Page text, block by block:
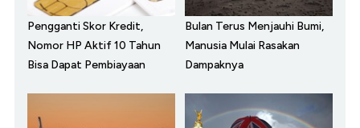
Pengganti Skor Kredit,
Nomor HP Aktif 10 Tahun
Bisa Dapat Pembiayaan
Bulan Terus Menjauhi Bumi,
Manusia Mulai Rasakan
Dampaknya